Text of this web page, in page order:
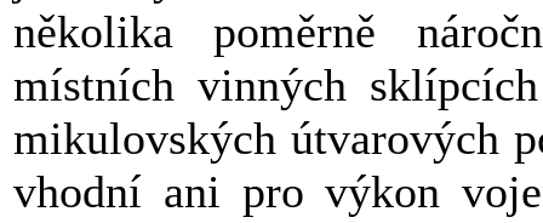
několika poměrně
místních vinných
mikulovských útvarových
vhodní ani pro výkon